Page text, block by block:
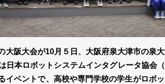
大阪大会が10月５日、大阪府泉大津市の泉
日本ロボットシステムインタグレータ協会
イベントで、高校や専門学校の学生がロボ